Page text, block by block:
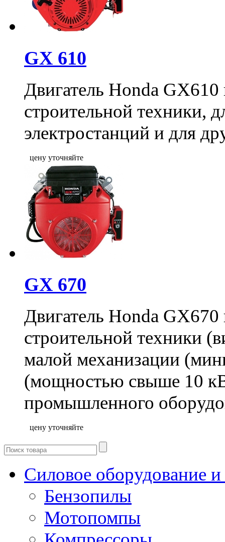
GX 610
Двигатель Honda
строительной техники,
электростанций и для
цену уточняйте
GX 670
Двигатель Honda
строительной техники
малой механизации
(мощностью свыше 10
промышленного
цену уточняйте
Силовое оборудование
Бензопилы
Мотопомпы